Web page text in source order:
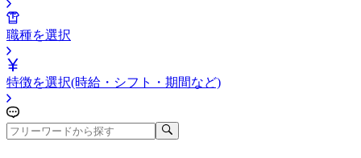
職種を選択
特徴を選択(時給・シフト・期間など)